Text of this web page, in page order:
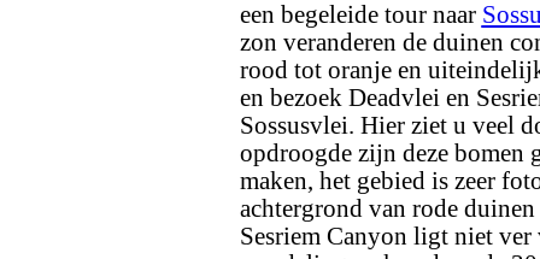
een begeleide tour naar
zon veranderen de duinen
rood tot oranje en
en bezoek Deadvlei en
Sossusvlei. Hier ziet u veel
opdroogde zijn deze bomen
maken, het gebied is zeer
achtergrond van rode
Sesriem Canyon ligt niet ver